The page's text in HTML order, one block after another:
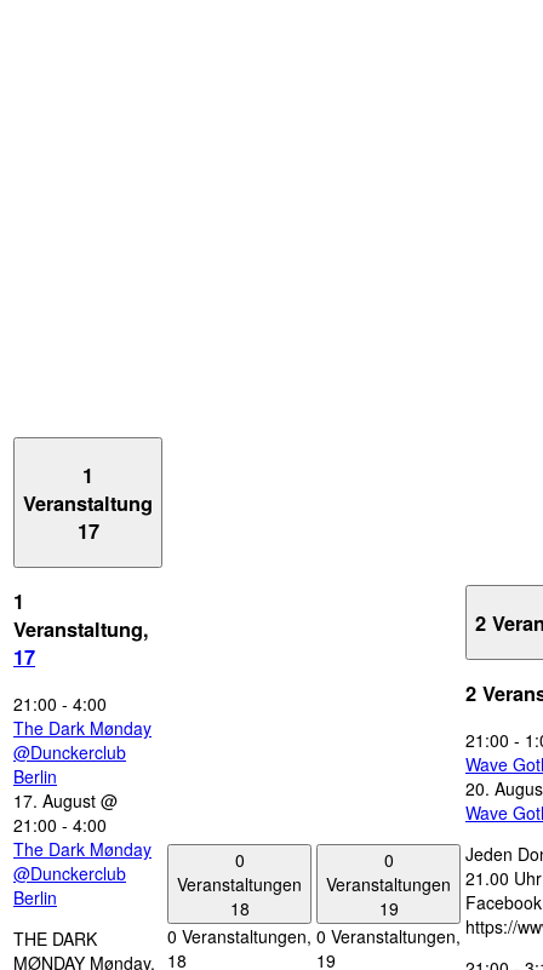
1
Veranstaltung
17
1
Veranstaltung,
17
21:00 - 4:00
The Dark Mønday
@Dunckerclub
Berlin
17. August @
21:00 - 4:00
The Dark Mønday
@Dunckerclub
Berlin
THE DARK
MØNDAY Mønday,
0
Veranstaltungen
18
0 Veranstaltungen,
18
0
Veranstaltungen
19
0 Veranstaltungen,
19
2
2
21:00 -
Wave
20.
Wave
Jeden
21.00
https://